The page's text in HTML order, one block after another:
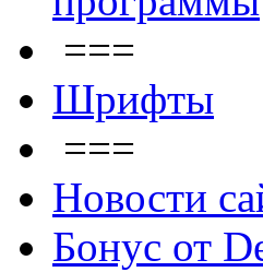
===
Шрифты
===
Новости
Бонус от